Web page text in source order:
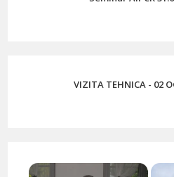
VIZITA TEHNICA - 02